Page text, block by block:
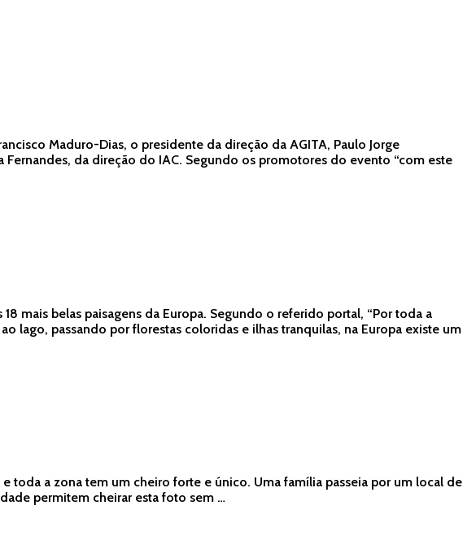
Maduro-Dias, o presidente da direção da AGITA, Paulo Jorge
da direção do IAC. Segundo os promotores do evento “com este
mais belas paisagens da Europa. Segundo o referido portal, “Por toda a
lago, passando por florestas coloridas e ilhas tranquilas, na Europa existe um
a zona tem um cheiro forte e único. Uma família passeia por um local de
permitem cheirar esta foto sem …